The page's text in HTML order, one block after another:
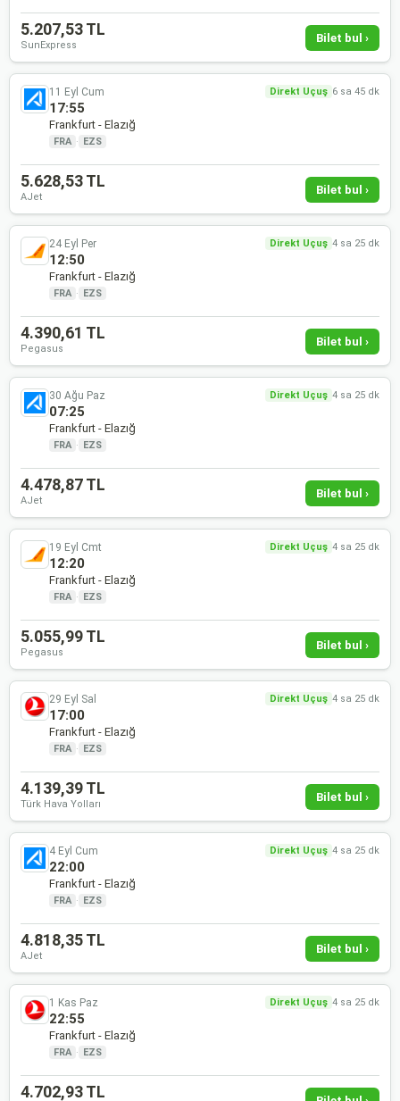
5.207,53 TL
SunExpress
Bilet bul ›
11 Eyl Cum Direkt Uçuş 6 sa 45 dk
17:55
Frankfurt - Elazığ
FRA · EZS
5.628,53 TL
AJet
Bilet bul ›
24 Eyl Per Direkt Uçuş 4 sa 25 dk
12:50
Frankfurt - Elazığ
FRA · EZS
4.390,61 TL
Pegasus
Bilet bul ›
30 Ağu Paz Direkt Uçuş 4 sa 25 dk
07:25
Frankfurt - Elazığ
FRA · EZS
4.478,87 TL
AJet
Bilet bul ›
19 Eyl Cmt Direkt Uçuş 4 sa 25 dk
12:20
Frankfurt - Elazığ
FRA · EZS
5.055,99 TL
Pegasus
Bilet bul ›
29 Eyl Sal Direkt Uçuş 4 sa 25 dk
17:00
Frankfurt - Elazığ
FRA · EZS
4.139,39 TL
Türk Hava Yolları
Bilet bul ›
4 Eyl Cum Direkt Uçuş 4 sa 25 dk
22:00
Frankfurt - Elazığ
FRA · EZS
4.818,35 TL
AJet
Bilet bul ›
1 Kas Paz Direkt Uçuş 4 sa 25 dk
22:55
Frankfurt - Elazığ
FRA · EZS
4.702,93 TL